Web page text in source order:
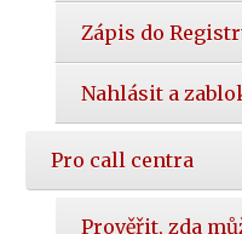
Zápis do
Nahlásit a
Pro call centra
Prověřit, zda